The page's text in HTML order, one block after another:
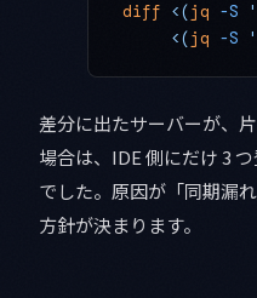
diff <(jq -S
     <(
jq -S
差分に出たサーバーが、
場合は、IDE 側にだけ 3
でした。原因が「同期漏
方針が決まります。